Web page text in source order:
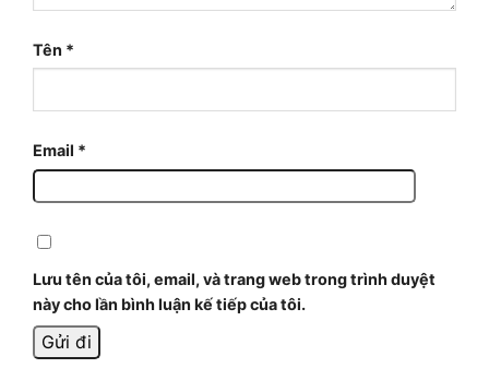
Tên *
Email *
Lưu tên của tôi, email, và trang web trong trình duyệt
này cho lần bình luận kế tiếp của tôi.